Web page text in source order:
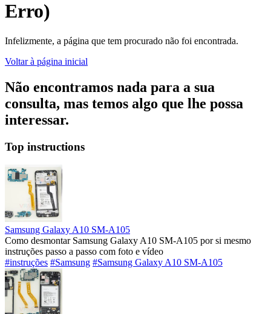
Erro)
Infelizmente, a página que tem procurado não foi encontrada.
Voltar à página inicial
Não encontramos nada para a sua
consulta, mas temos algo que lhe possa
interessar.
Top instructions
Samsung Galaxy A10 SM-A105
Como desmontar Samsung Galaxy A10 SM-A105 por si mesmo
instruções passo a passo com foto e vídeo
#instruções #Samsung #Samsung Galaxy A10 SM-A105